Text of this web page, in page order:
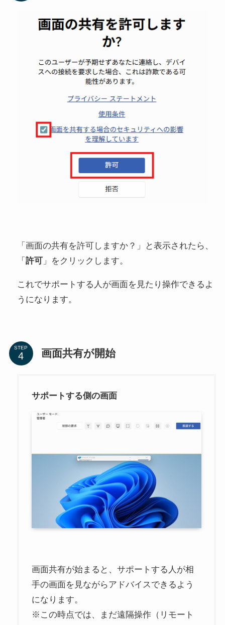
「画面の共有を許可しますか？」と表示されたら、
「 許可」をクリックします。
これでサポートする人が画面を見たり操作できるよ
うになります。
STEP 画面共有が開始
サポートする側の画面
画面共有が始まると、サポートする人が相
手の画面を見ながらアドバイスできるよう
になります。
※この時点では、まだ遠隔操作（リモート